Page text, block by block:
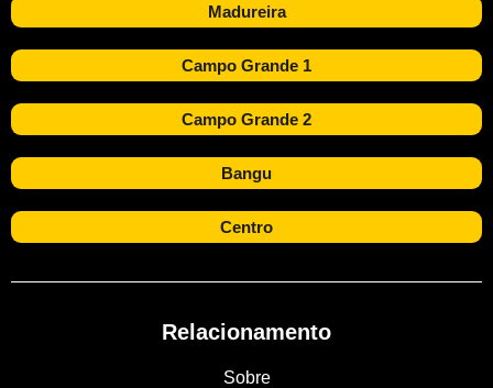
Madureira
Campo Grande 1
Campo Grande 2
Bangu
Centro
Relacionamento
Sobre